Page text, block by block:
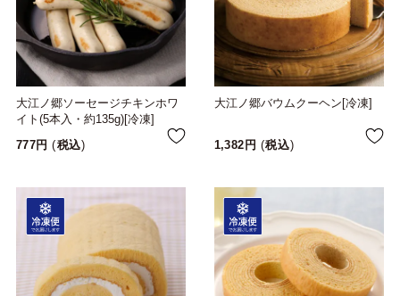
大江ノ郷ソーセージチキンホワ
イト(5本入・約135g)[冷凍]
777
税込
大江ノ郷バウムクーヘン[冷凍]
1,382 税込